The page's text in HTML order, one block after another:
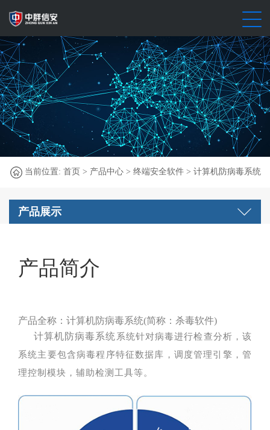
当前位置: 首页 > 产品中心 > 终端安全软件 > 计算机防病毒系统
产品展示
产品简介
产品全称：计算机防病毒系统(简称：杀毒软件)
计算机防病毒系统 系统针对病毒进行检查分析，该
系统主要包含病毒程序特征数据库，调度管理引擎，管
理控制模块，辅助检测工具等。